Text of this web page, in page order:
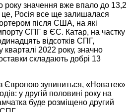
року значення вже впало до 13,2
Росія все ще залишалася
після США, на які
СПГ в ЄС. Катар, на частку
відсотків СПГ,
2022 року, значно
складають добрі 13
Європою зупиниться, «Новатек»
у другій половині року на
буде розміщено другий